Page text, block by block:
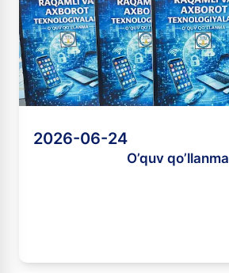
2026-06-24
O’quv qo’llanma